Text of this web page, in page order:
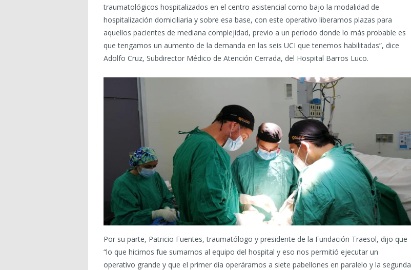
traumatológicos hospitalizados en el centro asistencial como bajo la modalidad de
hospitalización domiciliaria y sobre esa base, con este operativo liberamos plazas para
aquellos pacientes de mediana complejidad, previo a un periodo donde lo más probable es
que tengamos un aumento de la demanda en las seis UCI que tenemos habilitadas”, dice
Adolfo Cruz, Subdirector Médico de Atención Cerrada, del Hospital Barros Luco.
Por su parte, Patricio Fuentes, traumatólogo y presidente de la Fundación Traesol, dijo que
“lo que hicimos fue sumarnos al equipo del hospital y eso nos permitió ejecutar un
operativo grande y que el primer día operáramos a siete pabellones en paralelo y la segunda